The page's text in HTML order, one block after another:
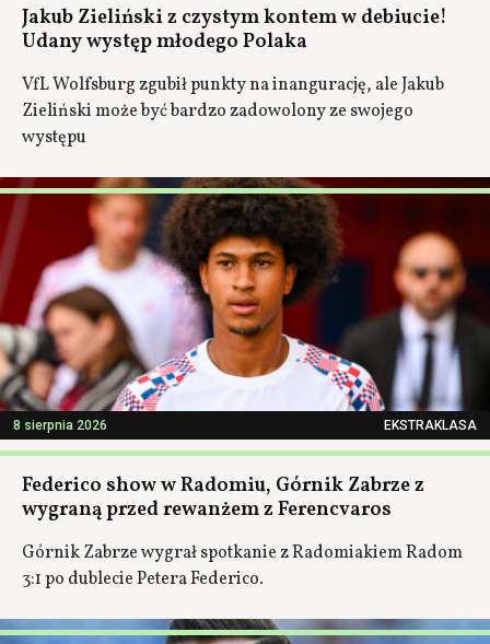
Jakub Zieliński z czystym kontem w debiucie!
Udany występ młodego Polaka
VfL Wolfsburg zgubił punkty na inangurację, ale Jakub
Zieliński może być bardzo zadowolony ze swojego
występu
8 sierpnia 2026 EKSTRAKLASA
Federico show w Radomiu, Górnik Zabrze z
wygraną przed rewanżem z Ferencvaros
Górnik Zabrze wygrał spotkanie z Radomiakiem Radom
3:1 po dublecie Petera Federico.